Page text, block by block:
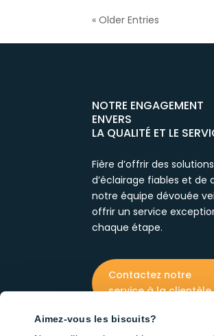
Aimez-vous les biscuits?
« Older Entries
NOTRE ENGAGEMENT
ENVERS
LA QUALITÉ ET LE
Fière d’offrir des solutions
d’éclairage fiables et de
notre équipe dévouée
offrir un service
chaque étape.
Contactez notre
service à la clientèle